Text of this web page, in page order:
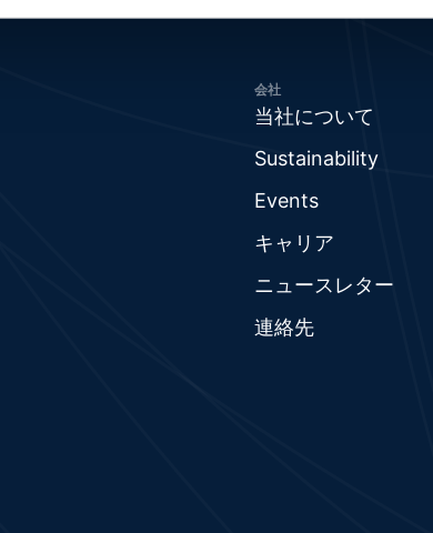
会社
当社について
Sustainability
Events
キャリア
ニュースレター
連絡先